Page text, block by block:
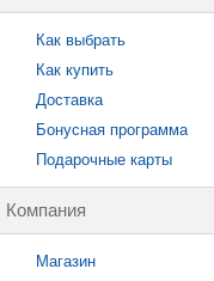
Как выбрать
Как купить
Доставка
Бонусная программа
Подарочные карты
Компания
Магазин